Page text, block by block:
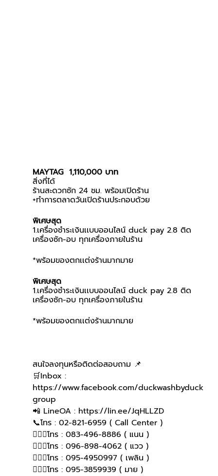
MAYTAG  1,110,000 บาท
สิ่งที่ได้
ร้านสะดวกซัก 24 ชม. พร้อมเปิดร้าน
+ทำการตลาดวันเปิดร้านประกอบด้วย
พิเศษสุด
1.เครื่องชำระเงินเเบบออนไลน์ duck pay 2.8 ติด
เครื่องซัก-อบ ทุกเครื่องภายในร้าน
*พร้อมของตกเเต่งร้านมากมาย
พิเศษสุด
1.เครื่องชำระเงินเเบบออนไลน์ duck pay 2.8 ติด
เครื่องซัก-อบ ทุกเครื่องภายในร้าน
*พร้อมของตกเเต่งร้านมากมาย
สนใจลงทุนหรือติดต่อสอบถาม 📌
🛒Inbox :
https://www.facebook.com/duckwashbyduck
group
📲 LineOA : https://lin.ee/JqHLLZD
📞โทร : 02-821-6959 ( Call Center )
🙋🏻‍♀️โทร : 083-496-8886 ( แนน )
🙋🏻‍♀โทร : 096-898-4062 ( แวว )
🙋🏻‍♀โทร : 095-4950997 ( เพลิน )
🙋🏻‍♀️โทร : 095-3859939 ( มาย )